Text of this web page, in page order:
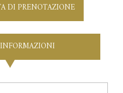
DI PRENOTAZIONE